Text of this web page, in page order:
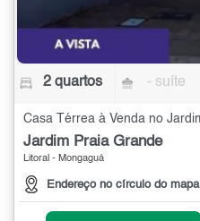
2 quartos - suíte
Jardim Praia Grande
Litoral - Mongaguá
Endereço no círculo do mapa